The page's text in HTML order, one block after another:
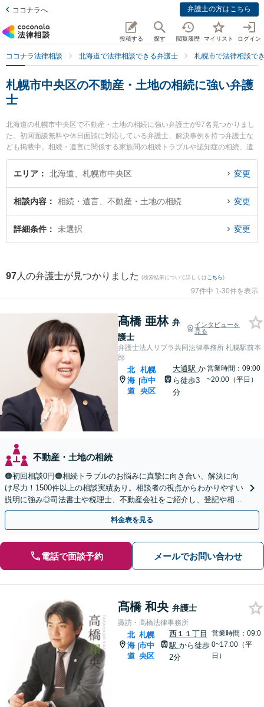
ココナラへ 弁護士の方はこちら
投稿する 探す 閲覧履歴 マイリスト ログイン
ココナラ法律相談 北海道で法律相談できる弁護士 札幌市で法律相談で
札幌市中央区の不動産・土地の相続に強い弁護
士
北海道の札幌市中央区で不動産・土地の相続に強い弁護士が97名見つかりまし
た。初回面談無料や休日面談に対応している弁護士、解決事例を持つ弁護士な
ども掲載中。相続・遺言に関係する家族間の相続トラブルや認知症の相続、遺
産分割等の細かな分野での絞り込み検索もでき便利です。特に弁護士法人リブ
ラ共同法律事務所 札幌駅前本部の髙橋 亜林弁護士や諏訪・髙橋法律事務所の髙
や夜間に発生した不動産・土地の相続のトラブルを今すぐに弁護士に相談した
い』『不動産・土地の相続のトラブル解決の実績豊富な近くの弁護士を検索し
たい』『初回相談無料で不動産・土地の相続を法律相談できる札幌市中央区内
エリア 北海道、札幌市中央区 変更
相談内容 相続・遺言、不動産・土地の相続 変更
詳細条件 未選択 変更
97 人の弁護士が見つかりました (検索結果について詳しくは こちら)
97件中 1-30件を表示
髙橋 亜林 弁
護士
インタビューを
見る
弁護士法人リブラ共同法律事務所 札幌駅前本
部
北
海
道
|
札幌
市中
央区
大通駅 か
ら徒歩3
分
営業時間：09:00
~20:00（平日）
不動産・土地の相続
🟠初回相談0円🟠相続トラブルのお悩みに真摯に向き合い、解決に向
け尽力！1500件以上の相談実績あり。相談者の視点からわかりやすい
説明に強み◎司法書士や税理士、不動産会社をご紹介し、登記や相続
税の申告までワンストップで対応【夜間相談可】
料金表を見る
電話で面談予約 メールでお問い合わせ
髙橋 和央 弁護士
諏訪・髙橋法律事務所
北
海
道
|
札幌
市中
央区
西１１丁目
駅 から徒歩
2分
営業時間：09:0
0~17:00（平
日）